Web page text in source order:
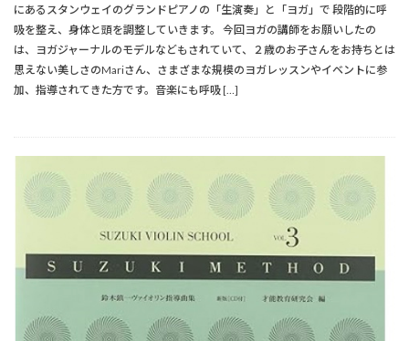
にあるスタンウェイのグランドピアノの「生演奏」と「ヨガ」で 段階的に呼
吸を整え、身体と頭を調整していきます。 今回ヨガの講師をお願いしたの
は、ヨガジャーナルのモデルなどもされていて、２歳のお子さんをお持ちとは
思えない美しさのMariさん、さまざまな規模のヨガレッスンやイベントに参
加、指導されてきた方です。音楽にも呼吸 […]